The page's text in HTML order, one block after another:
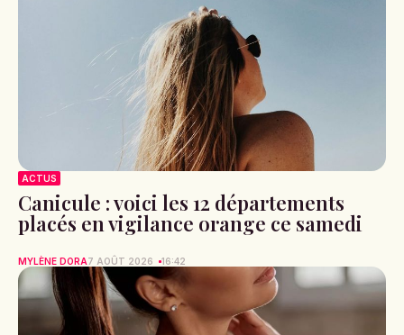
ACTUS
Canicule : voici les 12 départements
placés en vigilance orange ce samedi
MYLÈNE DORA7 AOÛT 2026 16:42